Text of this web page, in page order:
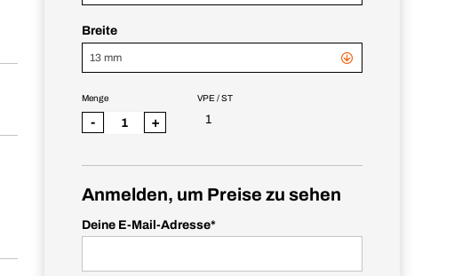
Breite
13 mm
VPE / ST
1
Menge
- +
Anmelden, um Preise zu sehen
Deine E-Mail-Adresse*